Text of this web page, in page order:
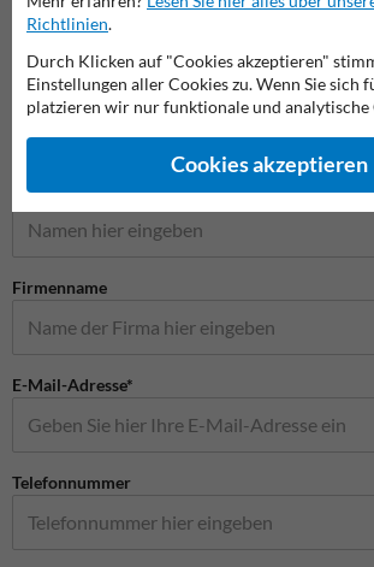
Stellen Sie Ihre Frage an
Name*
Firmenname
E-Mail-Adresse*
Telefonnummer
Richtlinien.
Durch Klicken auf "Cookies akzeptieren"
Einstellungen aller Cookies zu. Wenn Sie sich
platzieren wir nur funktionale und analytische
Cookies akzeptieren